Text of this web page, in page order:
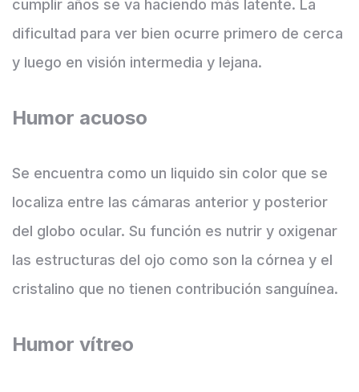
cumplir años se va haciendo más latente. La
dificultad para ver bien ocurre primero de cerca
y luego en visión intermedia y lejana.
Humor acuoso
Se encuentra como un liquido sin color que se
localiza entre las cámaras anterior y posterior
del globo ocular. Su función es nutrir y oxigenar
las estructuras del ojo como son la córnea y el
cristalino que no tienen contribución sanguínea.
Humor vítreo